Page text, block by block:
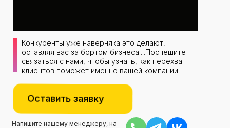
Напишите нашему менеджеру, на
Конкуренты уже наверняка это делают,
оставляя вас за бортом бизнеса....Поспешите
связаться с нами, чтобы узнать, как перехват
клиентов поможет именно вашей компании.
Оставить заявку